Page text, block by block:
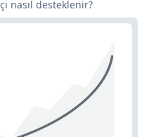
nasıl desteklenir?